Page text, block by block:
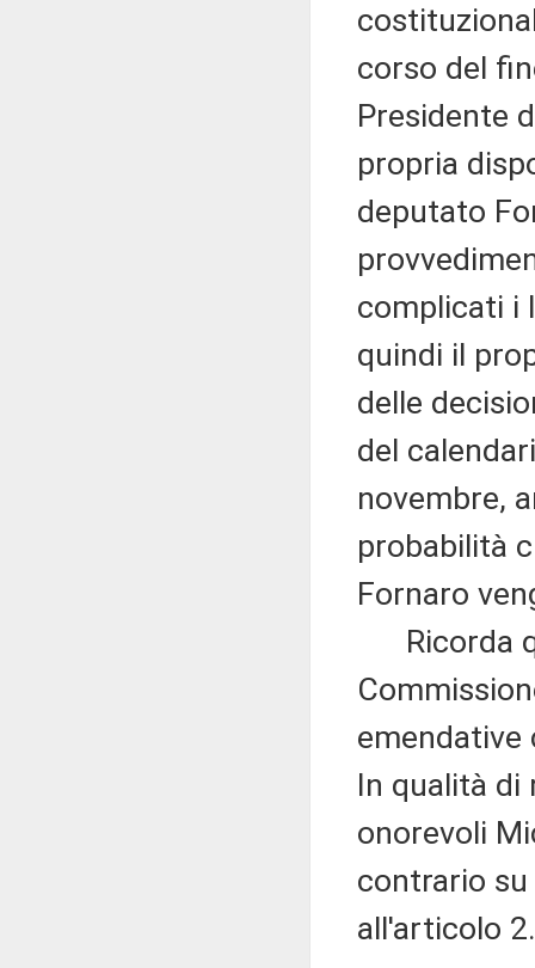
corso del
Presidente
propria
deputato
complicati i
quindi il
delle
del
novembre,
probabilità
Fornaro
Ricorda
emendative
In qualità di
onorevoli
contrario
all'articolo 2.